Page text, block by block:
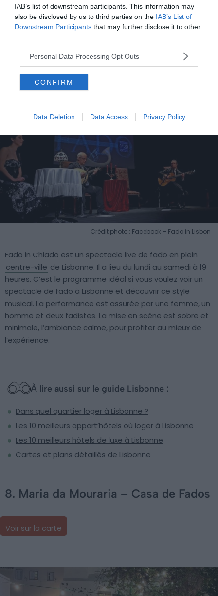
IAB’s list of downstream participants. This information may
also be disclosed by us to third parties on the IAB’s List of
Downstream Participants that may further disclose it to other
Personal Data Processing Opt Outs
CONFIRM
Data Deletion Data Access Privacy Policy
Voir sur la carte
Crédit photo : Facebook – Fado in Lisbon
Fado in Chiado est un spectacle live de fado en plein
centre-ville de Lisbonne. Il a lieu du lundi au samedi à 19
heures. C’est le programme idéal si vous voulez voir un
spectacle de fado à Lisbonne et découvrir ce style
musical. La performance est assurée par une femme, un
homme et deux fadistes. La mise en scène est sobre et
minimale, l’ambiance calme, pour profiter au mieux de
l’expérience.
À lire aussi sur le guide Lisbonne :
Dans quel quartier loger à Lisbonne ?
Les 10 meilleurs appart’hôtels où loger à Lisbonne
Les 10 meilleurs hôtels de luxe à Lisbonne
Cartes et plans détaillés de Lisbonne
8. Maria da Mouraria – Casa de Fados
Voir sur la carte